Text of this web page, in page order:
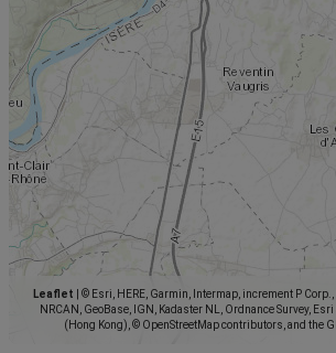
Leaflet
© Esri, HERE, Garmin, Intermap, increment P Corp.,
NRCAN, GeoBase, IGN, Kadaster NL, Ordnance Survey,
(Hong Kong), © OpenStreetMap contributors, and the